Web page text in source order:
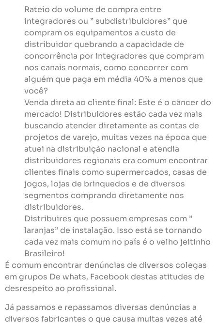
Rateio do volume de compra entre
integradores ou ” subdistribuidores” que
compram os equipamentos a custo de
distribuidor quebrando a capacidade de
concorrência por integradores que compram
nos canais normais, como concorrer com
alguém que paga em média 40% a menos que
você?
Venda direta ao cliente final: Este é o câncer do
mercado! Distribuidores estão cada vez mais
buscando atender diretamente as contas de
projetos de varejo, muitas vezes na época que
atuei na distribuição nacional e atendia
distribuidores regionais era comum encontrar
clientes finais como supermercados, casas de
jogos, lojas de brinquedos e de diversos
segmentos comprando diretamente nos
distribuidores.
Distribuires que possuem empresas com ”
laranjas” de instalação. Isso está se tornando
cada vez mais comum no país é o velho jeitinho
Brasileiro!
É comum encontrar denúncias de diversos colegas
em grupos De whats, Facebook destas atitudes de
desrespeito ao profissional.
Já passamos e repassamos diversas denúncias a
diversos fabricantes o que causa muitas vezes até